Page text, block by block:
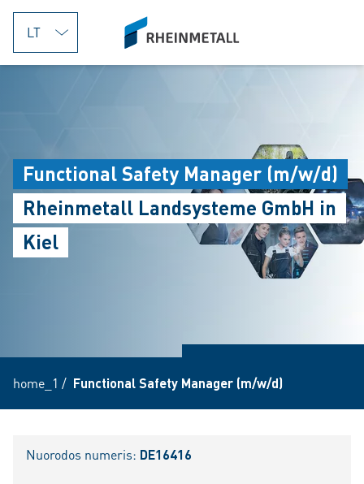
jumpToMain
siteLogo
Functional Safety Manager (m/w/d)
Rheinmetall Landsysteme GmbH in
Kiel
home_1 / Functional Safety Manager (m/w/d)
Nuorodos numeris: DE16416